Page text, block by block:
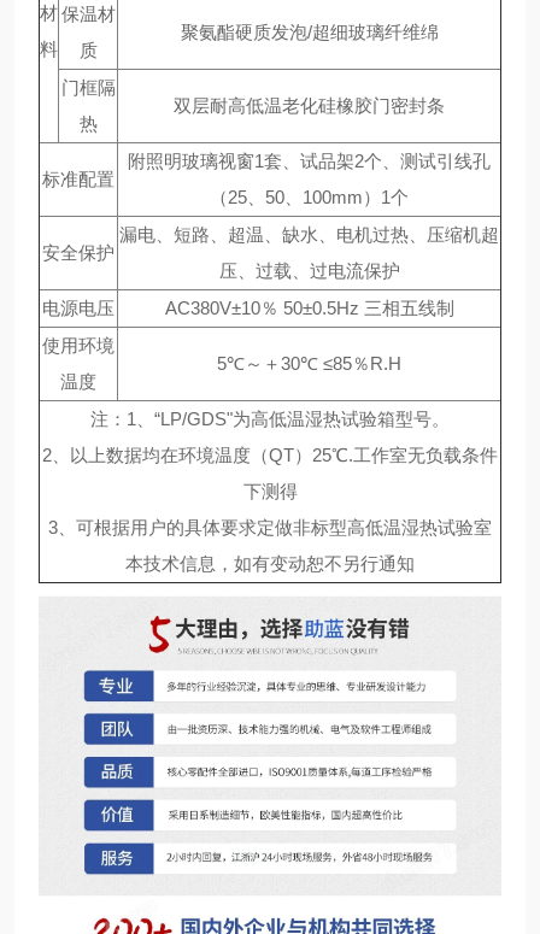
材
料
保温材
质
聚氨酯硬质发泡/超细玻璃纤维绵
门框隔
热
双层耐高低温老化硅橡胶门密封条
标准配置
附照明玻璃视窗1套、试品架2个、测试引线孔
（25、50、100mm）1个
安全保护
漏电、短路、超温、缺水、电机过热、压缩机超
压、过载、过电流保护
电源电压
AC380V±10％ 50±0.5Hz 三相五线制
使用环境
温度
5℃～＋30℃ ≤85％R.H
注：1、“LP/GDS"为高低温湿热试验箱型号。
2、以上数据均在环境温度（QT）25℃.工作室无负载条件
下测得
3、可根据用户的具体要求定做非标型高低温湿热试验室
本技术信息，如有变动恕不另行通知